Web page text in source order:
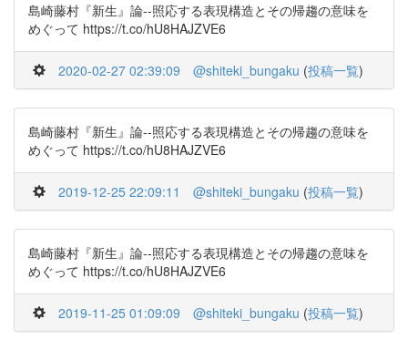
島崎藤村『新生』論--照応する表現構造とその帰趨の意味を
めぐって https://t.co/hU8HAJZVE6
2020-02-27 02:39:09 @shiteki_bungaku (投稿一覧)
島崎藤村『新生』論--照応する表現構造とその帰趨の意味を
めぐって https://t.co/hU8HAJZVE6
2019-12-25 22:09:11 @shiteki_bungaku (投稿一覧)
島崎藤村『新生』論--照応する表現構造とその帰趨の意味を
めぐって https://t.co/hU8HAJZVE6
2019-11-25 01:09:09 @shiteki_bungaku (投稿一覧)